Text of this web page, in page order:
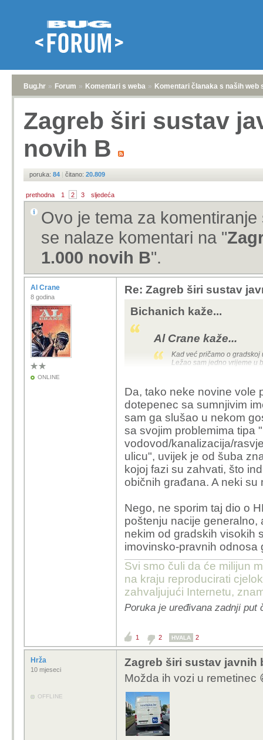
Bug.hr » Forum » Komentari s weba » Komentari članaka s naših web
Zagreb širi sustav
novih B
poruka: 84 | čitano: 20.809
prethodna 1 2 3 sljedeća
Ovo je tema za
se nalaze komentari na "
1.000 novih B".
Al Crane
8 godina
ONLINE
Re: Zagreb širi sustav
Bichanich kaže...
Al Crane kaže...
Kad već pričamo o gradskoj
Ležao sam jedno vrijeme u
može biti diskreditirajuće
svačemu dotakli i njegovog
Tomaševića, Bandića,
državom) je golem i
spremni da te rastrgaju i
u zubima, nego trebaš po
posao a da te ne razapnu,
društvu općenito... a
napaćeni narod ovog
nema dobre odnose s
baš najbolje među morskim
može li i on potrajati koliko i
Ne trkeljaj za
kriminalac koji je 20
ogromnim
provincije i razj*bao
uhljebljivanjem, a
vlasti. Da je imalo
krumpire u zatvoru,
koja mu je
mu se mora priznati
Da, tako neke novine vole
dotepenec sa sumnjivim
sam ga slušao u nekom
sa svojim problemima tipa
vodovod/kanalizacija/
ulicu", uvijek je od šuba
kojoj fazi su zahvati, što
običnih građana. A neki
Nego, ne sporim taj dio o
poštenju nacije generalno,
nekim od gradskih visokih
imovinsko-pravnih odnosa
Svi smo čuli da će milijun
na kraju reproducirati
zahvaljujući Internetu,
Poruka je uređivana zadnji put
1 2 HVALA 2
Hrža
10 mjeseci
OFFLINE
Zagreb širi sustav javnih
Možda ih vozi u remetinec